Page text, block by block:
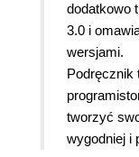
dodatkowo
3.0 i
wersjami.
Podręcznik
tworzyć
wygodniej i